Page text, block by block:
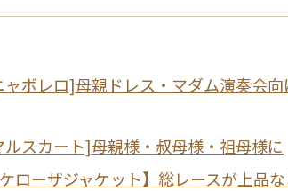
ャボレロ]母親ドレス・マダム演奏会向
スカート]母親様・叔母様・祖母様に
ケローザジャケット】総レースが上品